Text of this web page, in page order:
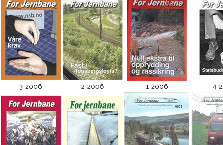
3-2006 2-2006 1-2006 4-